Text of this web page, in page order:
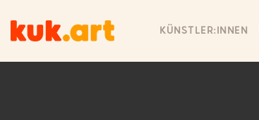
KÜNSTLER:INNEN